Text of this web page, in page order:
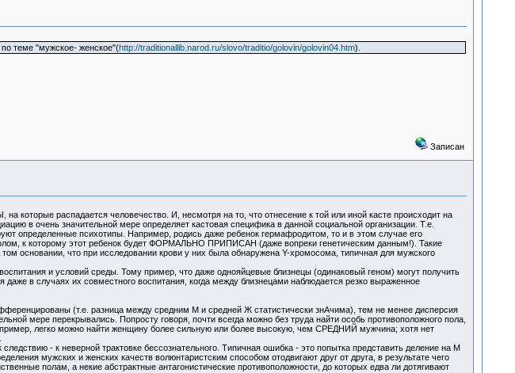
по теме "мужское- женское"(http://traditionallib.narod.ru/slovo/traditio/golovin/golovin04.htm).
Записан
которые распадается человечество. И, несмотря на то, что отнесение к той или иной касте происходит на
в очень значительной мере определяет кастовая специфика в данной социальной организации. Т.е.
определенные психотипы. Например, родись даже ребенок гермафродитом, то и в этом случае его
к которому этот ребенок будет ФОРМАЛЬНО ПРИПИСАН (даже вопреки генетическим данным!). Такие
основании, что при исследовании крови у них была обнаружена Y-хромосома, типичная для мужского
и условий среды. Тому пример, что даже однояйцевые близнецы (одинаковый геном) могут получить
в случаях их совместного воспитания, когда между близнецами наблюдается резко выраженное
(т.е. разница между средним М и средней Ж статистически знАчима), тем не менее дисперсия
мере перекрывались. Попросту говоря, почти всегда можно без труда найти особь противоположного пола,
легко можно найти женщину более сильную или более высокую, чем СРЕДНИЙ мужчина; хотя нет
- к неверной трактовке бессознательного. Типичная ошибка - это попытка представить деление на М
мужских и женских качеств волюнтаристским способом отодвигают друг от друга, в результате чего
полам, а некие абстрактные антагонистические противоположности, до которых едва ли дотягивают